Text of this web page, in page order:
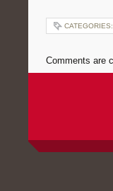
CATEGORIES:
Comments are